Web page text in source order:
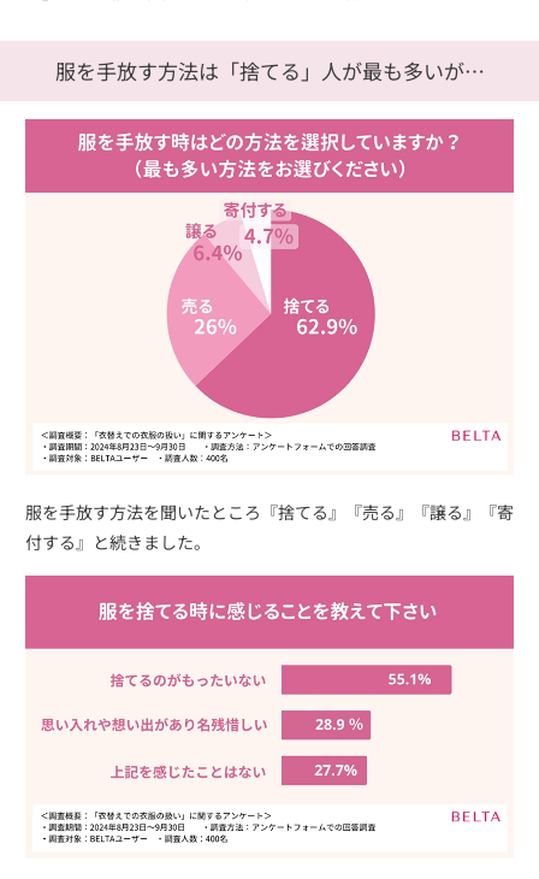
服を手放す方法は「捨てる」人が最も多いが…
服を手放す方法を聞いたところ『捨てる』『売る』『譲る』『寄
付する』と続きました。